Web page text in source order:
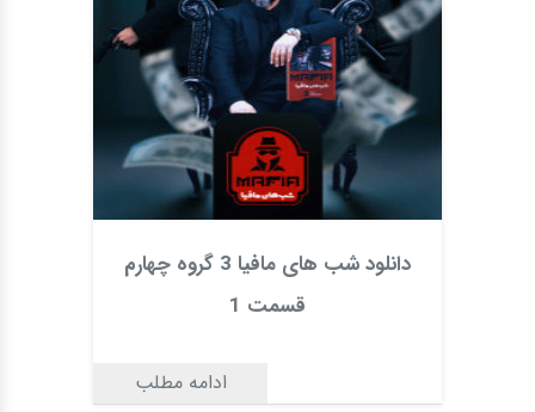
دانلود شب های مافیا 3 گروه چهارم
قسمت 1
ادامه مطلب